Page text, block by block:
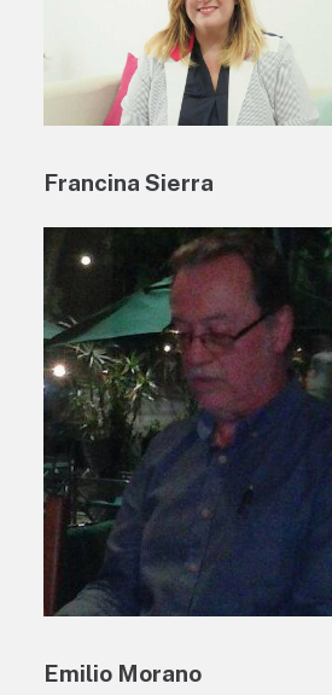
Francina Sierra
Emilio Morano